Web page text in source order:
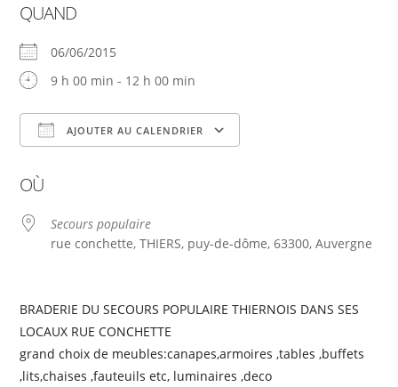
QUAND
06/06/2015
9 h 00 min - 12 h 00 min
AJOUTER AU CALENDRIER
OÙ
Secours populaire
rue conchette, THIERS, puy-de-dôme, 63300, Auvergne
BRADERIE DU SECOURS POPULAIRE THIERNOIS DANS SES
LOCAUX RUE CONCHETTE
grand choix de meubles:canapes,armoires ,tables ,buffets
,lits,chaises ,fauteuils etc, luminaires ,deco